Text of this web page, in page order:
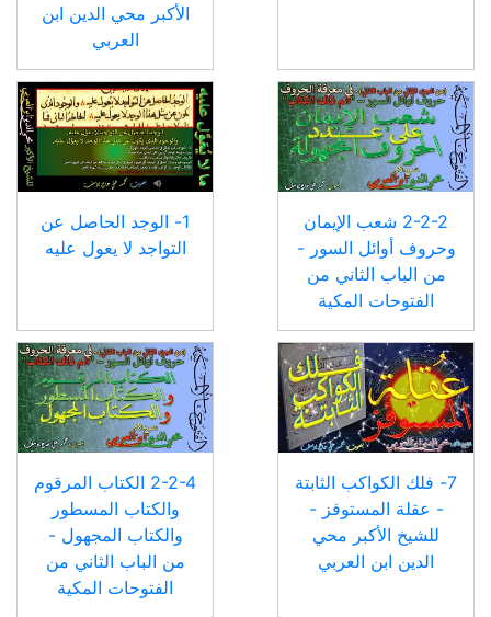
الأكبر محي الدين ابن
العربي
2-2-2 شعب الإيمان
وحروف أوائل السور -
من الباب الثاني من
الفتوحات المكية
1- الوجد الحاصل عن
التواجد لا يعول عليه
7- فلك الكواكب الثابتة
- عقلة المستوفز -
للشيخ الأكبر محي
الدين ابن العربي
2-2-4 الكتاب المرقوم
والكتاب المسطور
والكتاب المجهول -
من الباب الثاني من
الفتوحات المكية